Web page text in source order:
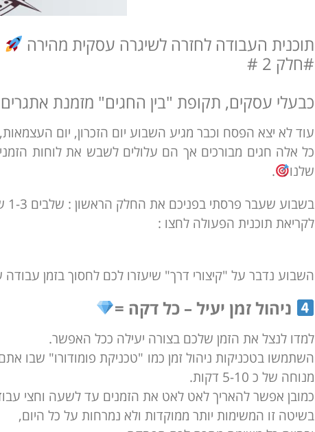
תוכנית העבודה לחזרה לשיגרה עסקית מהירה
#חלק 2 #
כבעלי עסקים, תקופת "בין החגים" מזמנת
עוד לא יצא הפסח וכבר מגיע השבוע יום הזכרון, יום
כל אלה חגים מבורכים אך הם עלולים לשבש את לוחות
שלנו
.
בשבוע שעבר פרסתי בפניכם את החלק הראשון : שלבים 1-3 של התוכנית לחזרה לשיגרה
לקריאת תוכנית הפעולה לחצו :
השבוע נדבר על "קיצורי דרך" שיעזרו לכם לחסוך בזמן
ניהול זמן יעיל – כל דקה =
למדו לנצל את הזמן שלכם בצורה יעילה ככל האפשר.
מנוחה של כ 5-10 דקות.
כמובן אפשר להאריך לאט לאט את הזמנים עד לשעה וחצי
בשיטה זו המשימות יותר ממוקדות ולא נמרחות על כל היום,